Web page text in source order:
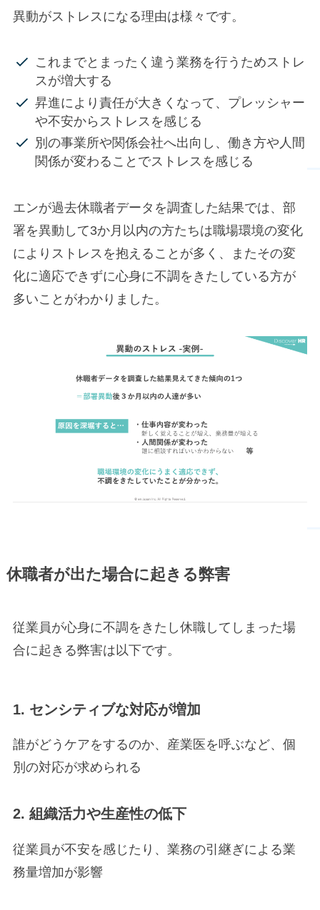
異動がストレスになる理由は様々です。
これまでとまったく違う業務を行うためストレ
スが増大する
昇進により責任が大きくなって、プレッシャー
や不安からストレスを感じる
別の事業所や関係会社へ出向し、働き方や人間
関係が変わることでストレスを感じる
エンが過去休職者データを調査した結果では、部
署を異動して3か月以内の方たちは職場環境の変化
によりストレスを抱えることが多く、またその変
化に適応できずに心身に不調をきたしている方が
多いことがわかりました。
休職者が出た場合に起きる弊害
従業員が心身に不調をきたし休職してしまった場
合に起きる弊害は以下です。
1. センシティブな対応が増加
誰がどうケアをするのか、産業医を呼ぶなど、個
別の対応が求められる
2. 組織活力や生産性の低下
従業員が不安を感じたり、業務の引継ぎによる業
務量増加が影響